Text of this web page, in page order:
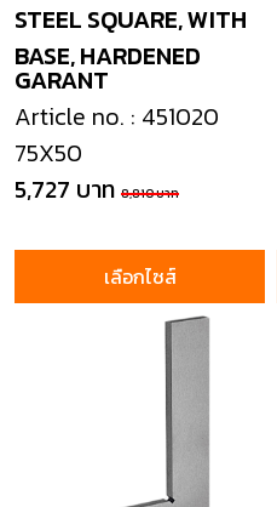
GARANT
STEEL SQUARE, WITH
BASE, HARDENED
Article no. : 451020
75X50
5,727 บาท 8,810 บาท
เลือกไซส์